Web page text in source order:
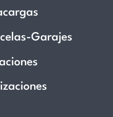
Garajes